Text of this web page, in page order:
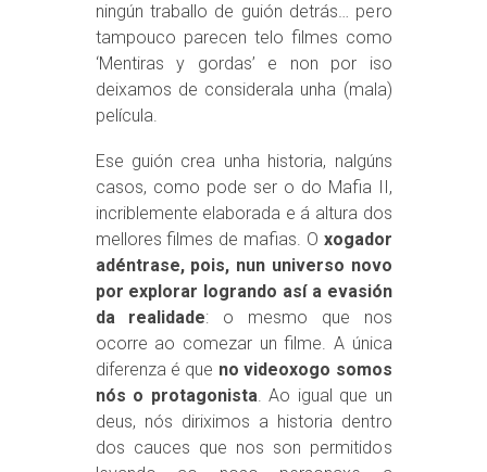
ningún traballo de guión detrás… pero
tampouco parecen telo filmes como
‘Mentiras y gordas’ e non por iso
deixamos de considerala unha (mala)
película.
Ese guión crea unha historia, nalgúns
casos, como pode ser o do Mafia II,
incriblemente elaborada e á altura dos
mellores filmes de mafias. O xogador
adéntrase, pois, nun universo novo
por explorar logrando así a evasión
da realidade: o mesmo que nos
ocorre ao comezar un filme. A única
diferenza é que no videoxogo somos
nós o protagonista. Ao igual que un
deus, nós diriximos a historia dentro
dos cauces que nos son permitidos